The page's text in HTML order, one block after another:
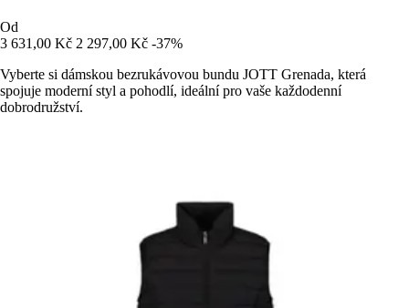
Od
3 631,00 Kč 2 297,00 Kč -37%
Vyberte si dámskou bezrukávovou bundu JOTT Grenada, která
spojuje moderní styl a pohodlí, ideální pro vaše každodenní
dobrodružství.